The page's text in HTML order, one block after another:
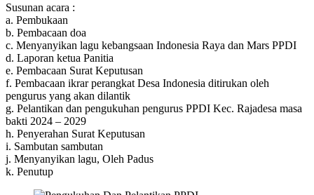
Susunan acara :
a. Pembukaan
b. Pembacaan doa
c. Menyanyikan lagu kebangsaan Indonesia Raya dan Mars PPDI
d. Laporan ketua Panitia
e. Pembacaan Surat Keputusan
f. Pembacaan ikrar perangkat Desa Indonesia ditirukan oleh
pengurus yang akan dilantik
g. Pelantikan dan pengukuhan pengurus PPDI Kec. Rajadesa masa
bakti 2024 – 2029
h. Penyerahan Surat Keputusan
i. Sambutan sambutan
j. Menyanyikan lagu, Oleh Padus
k. Penutup